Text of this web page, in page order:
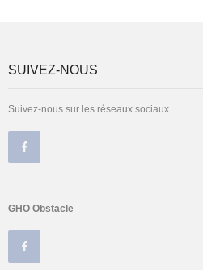
SUIVEZ-NOUS
Suivez-nous sur les réseaux sociaux
GHO Obstacle